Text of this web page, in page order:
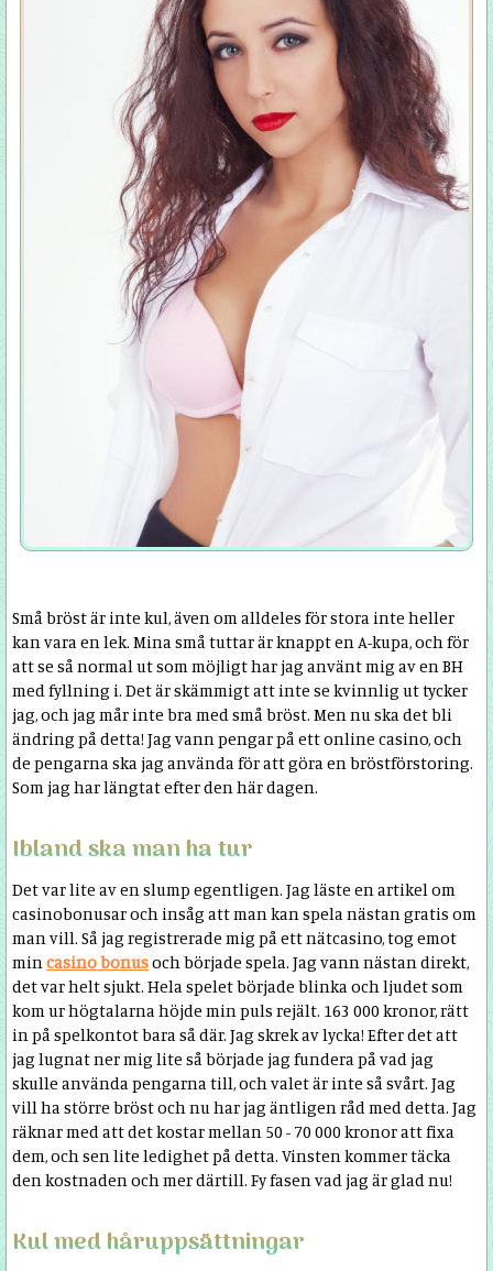
Små bröst är inte kul, även om alldeles för stora inte heller
kan vara en lek. Mina små tuttar är knappt en A-kupa, och för
att se så normal ut som möjligt har jag använt mig av en BH
med fyllning i. Det är skämmigt att inte se kvinnlig ut tycker
jag, och jag mår inte bra med små bröst. Men nu ska det bli
ändring på detta! Jag vann pengar på ett online casino, och
de pengarna ska jag använda för att göra en bröstförstoring.
Som jag har längtat efter den här dagen.
Ibland ska man ha tur
Det var lite av en slump egentligen. Jag läste en artikel om
casinobonusar och insåg att man kan spela nästan gratis om
man vill. Så jag registrerade mig på ett nätcasino, tog emot
mincasino bonusoch började spela. Jag vann nästan direkt,
det var helt sjukt. Hela spelet började blinka och ljudet som
kom ur högtalarna höjde min puls rejält. 163 000 kronor, rätt
in på spelkontot bara så där. Jag skrek av lycka! Efter det att
jag lugnat ner mig lite så började jag fundera på vad jag
skulle använda pengarna till, och valet är inte så svårt. Jag
vill ha större bröst och nu har jag äntligen råd med detta. Jag
räknar med att det kostar mellan 50 - 70 000 kronor att fixa
dem, och sen lite ledighet på detta. Vinsten kommer täcka
den kostnaden och mer därtill. Fy fasen vad jag är glad nu!
Kul med håruppsättningar